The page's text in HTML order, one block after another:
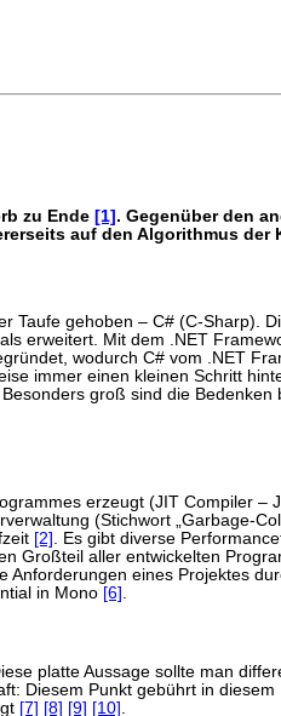
zu Ende [1] . Gegenüber den
auf den Algorithmus der
gehoben – C# (C-Sharp).
erweitert. Mit dem .NET
wodurch C# vom .NET
immer einen kleinen Schritt
groß sind die
erzeugt (JIT Compiler
(Stichwort „Garbage-
[2] . Es gibt diverse
aller entwickelten
eines Projektes
in Mono [6] .
platte Aussage sollte man
Diesem Punkt gebührt in
[7] [8] [9] [10] .